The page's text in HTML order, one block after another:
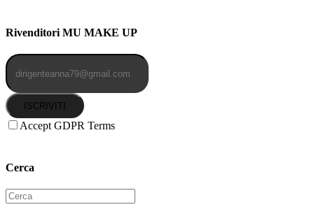
Rivenditori MU MAKE UP
ISCRIVITI
Accept GDPR Terms
Cerca